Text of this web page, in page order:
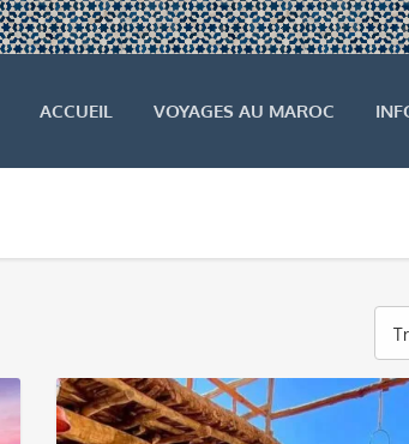
ACCUEIL VOYAGES AU MAROC